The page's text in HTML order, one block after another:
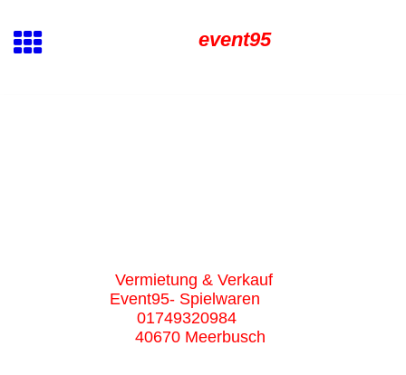
event95
Vermietung & Verkauf
Event95- Spielwaren
01749320984
40670 Meerbusch